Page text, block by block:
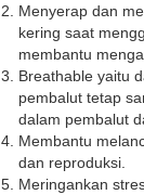
Menyerap dan
kering saat
membantu
Breathable yaitu
pembalut tetap
dalam pembalut
Membantu
dan reproduksi.
Meringankan